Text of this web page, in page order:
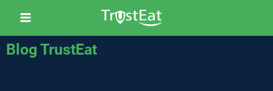
Blog TrustEat